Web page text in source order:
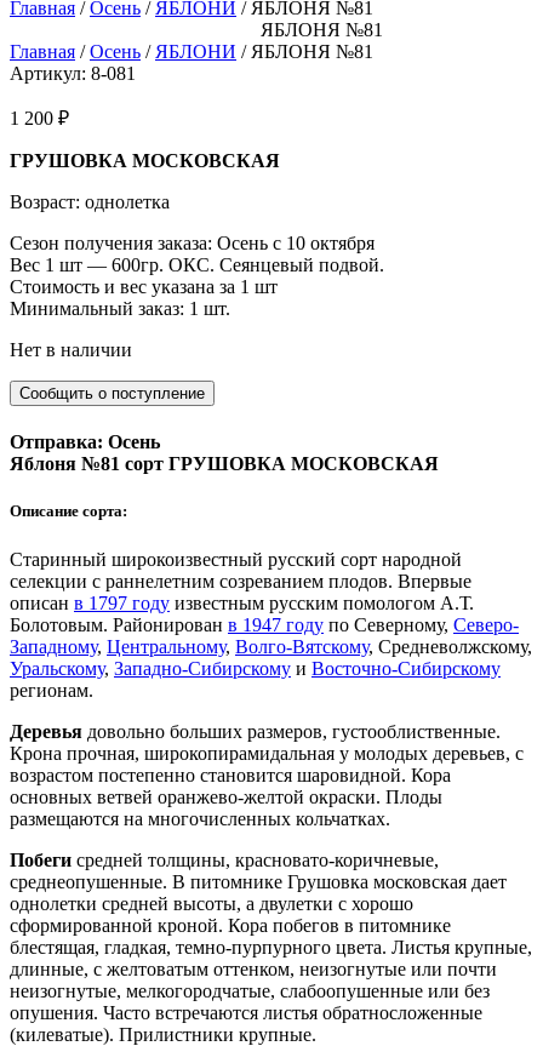
Главная /Осень / ЯБЛОНИ / ЯБЛОНЯ №81
ЯБЛОНЯ №81
Главная /Осень / ЯБЛОНИ / ЯБЛОНЯ №81
Артикул: 8-081
1 200 ₽
ГРУШОВКА МОСКОВСКАЯ
Возраст: однолетка
Сезон получения заказа: Осень с 10 октября
Вес 1 шт — 600гр. ОКС. Сеянцевый подвой.
Стоимость и вес указана за 1 шт
Минимальный заказ: 1 шт.
Нет в наличии
Отправка: Осень
Яблоня №81 сорт ГРУШОВКА МОСКОВСКАЯ
Описание сорта:
Старинный широкоизвестный русский сорт народной
селекции с раннелетним созреванием плодов. Впервые
описан в 1797 году известным русским помологом А.Т.
Болотовым. Районирован в 1947 году по Северному, Северо-
Западному, Центральному, Волго-Вятскому, Средневолжскому,
Уральскому, Западно-Сибирскому и Восточно-Сибирскому
регионам.
Деревья довольно больших размеров, густооблиственные.
Крона прочная, широкопирамидальная у молодых деревьев, с
возрастом постепенно становится шаровидной. Кора
основных ветвей оранжево-желтой окраски. Плоды
размещаются на многочисленных кольчатках.
Побеги средней толщины, красновато-коричневые,
среднеопушенные. В питомнике Грушовка московская дает
однолетки средней высоты, а двулетки с хорошо
сформированной кроной. Кора побегов в питомнике
блестящая, гладкая, темно-пурпурного цвета. Листья крупные,
длинные, с желтоватым оттенком, неизогнутые или почти
неизогнутые, мелкогородчатые, слабоопушенные или без
опушения. Часто встречаются листья обратносложенные
(килеватые). Прилистники крупные.